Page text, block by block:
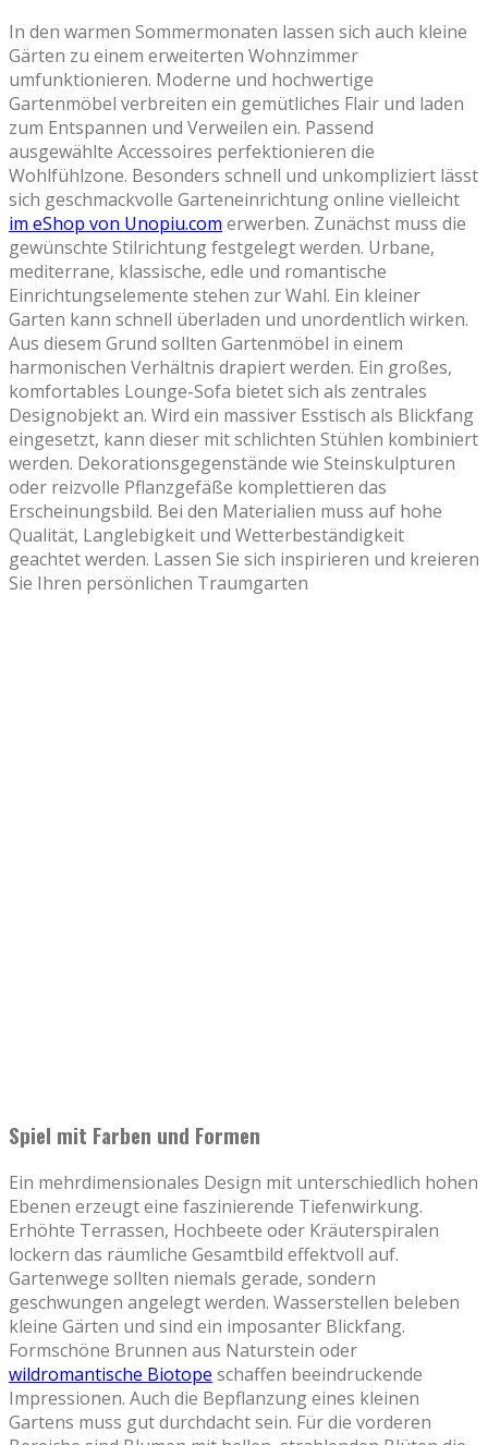
In den warmen Sommermonaten lassen sich auch kleine
Gärten zu einem erweiterten Wohnzimmer
umfunktionieren. Moderne und hochwertige
Gartenmöbel verbreiten ein gemütliches Flair und laden
zum Entspannen und Verweilen ein. Passend
ausgewählte Accessoires perfektionieren die
Wohlfühlzone. Besonders schnell und unkompliziert lässt
sich geschmackvolle Garteneinrichtung online vielleicht
im eShop von Unopiu.com erwerben. Zunächst muss die
gewünschte Stilrichtung festgelegt werden. Urbane,
mediterrane, klassische, edle und romantische
Einrichtungselemente stehen zur Wahl. Ein kleiner
Garten kann schnell überladen und unordentlich wirken.
Aus diesem Grund sollten Gartenmöbel in einem
harmonischen Verhältnis drapiert werden. Ein großes,
komfortables Lounge-Sofa bietet sich als zentrales
Designobjekt an. Wird ein massiver Esstisch als Blickfang
eingesetzt, kann dieser mit schlichten Stühlen kombiniert
werden. Dekorationsgegenstände wie Steinskulpturen
oder reizvolle Pflanzgefäße komplettieren das
Erscheinungsbild. Bei den Materialien muss auf hohe
Qualität, Langlebigkeit und Wetterbeständigkeit
geachtet werden. Lassen Sie sich inspirieren und kreieren
Sie Ihren persönlichen Traumgarten
Spiel mit Farben und Formen
Ein mehrdimensionales Design mit unterschiedlich hohen
Ebenen erzeugt eine faszinierende Tiefenwirkung.
Erhöhte Terrassen, Hochbeete oder Kräuterspiralen
lockern das räumliche Gesamtbild effektvoll auf.
Gartenwege sollten niemals gerade, sondern
geschwungen angelegt werden. Wasserstellen beleben
kleine Gärten und sind ein imposanter Blickfang.
Formschöne Brunnen aus Naturstein oder
wildromantische Biotope schaffen beeindruckende
Impressionen. Auch die Bepflanzung eines kleinen
Gartens muss gut durchdacht sein. Für die vorderen